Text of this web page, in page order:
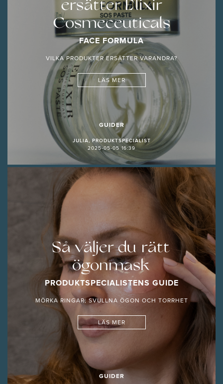
ersätter Elixir
Cosmeceuticals
FACE FORMULA
VILKA PRODUKTER ERSÄTTER VARANDRA?
LÄS MER
GUIDER
JULIA, PRODUKTSPECIALIST
2025-05-05 16:39
Så väljer du rätt
ögonmask
PRODUKTSPECIALISTENS GUIDE
MÖRKA RINGAR, SVULLNA ÖGON OCH TORRHET
LÄS MER
GUIDER